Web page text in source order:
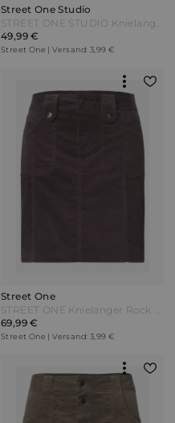
Street One Studio
STREET ONE STUDIO Knielanger Chiffonrock mit Leo-Print - very berry Lila
49,99 €
Street One | Versand: 3,99 €
Street One
STREET ONE Knielanger Rock aus Cord mit Taschen - ruby vine Rot
69,99 €
Street One | Versand: 3,99 €